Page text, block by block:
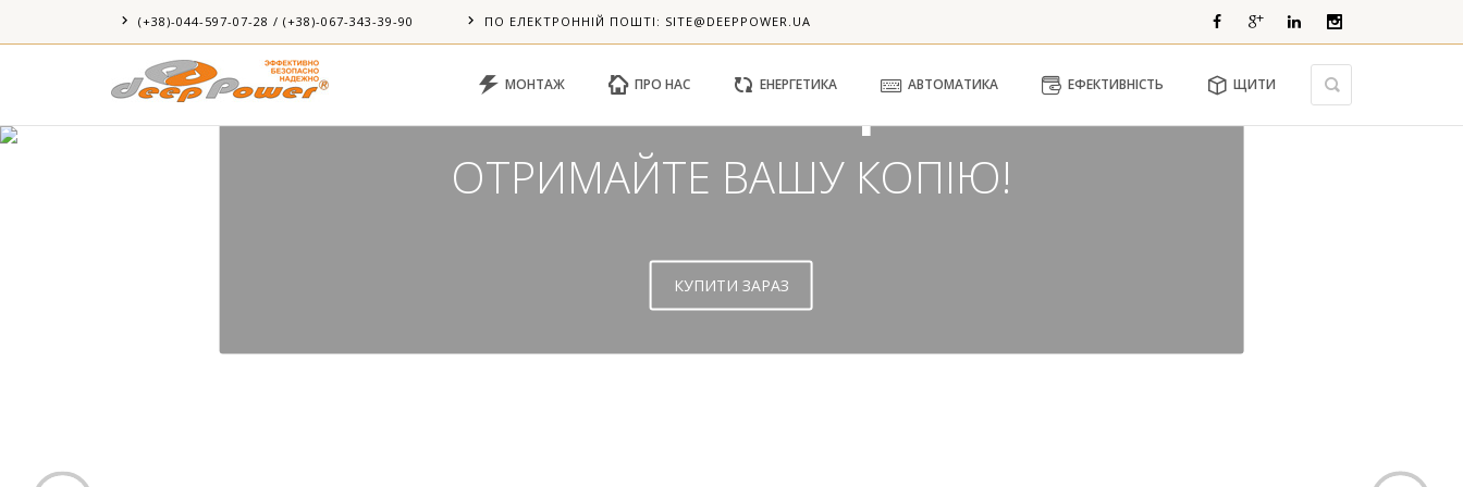
(+38)-044-597-07-28 / (+38)-067-343-39-90 ПО ЕЛЕКТРОННІЙ ПОШТІ: SITE@DEEPPOWER.UA
МОНТАЖ ПРО НАС ЕНЕРГЕТИКА АВТОМАТИКА ЕФЕКТИВНІСТЬ ЩИТИ
УНІКАЛЬНИЙ & ГНУЧКА
КОНСТРУКЦІЯ
ОТРИМАЙТЕ ВАШУ КОПІЮ!
КУПИТИ ЗАРАЗ